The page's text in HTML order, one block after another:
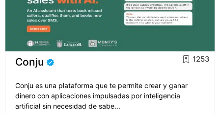
Conju 1253
Conju es una plataforma que te permite crear y ganar
dinero con aplicaciones impulsadas por inteligencia
artificial sin necesidad de sabe...